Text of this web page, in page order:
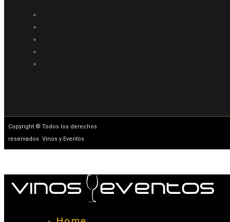
Copyright © Todos los derechos
reservados. Vinos y Eventos